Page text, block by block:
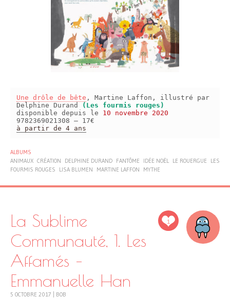
Une drôle de bête , Martine Laffon, illustré par
Delphine Durand
(Les fourmis rouges)
disponible depuis le 10 novembre 2020
9782369021308 – 17€
à partir de 4 ans
ALBUMS
ANIMAUX CRÉATION DELPHINE DURAND FANTÔME IDÉE NOËL LE ROUERGUE
LES
FOURMIS ROUGES
LISA BLUMEN MARTINE LAFFON MYTHE
1
La Sublime
Communauté, 1. Les
Affamés –
Emmanuelle Han
5 OCTOBRE 2017 BOB